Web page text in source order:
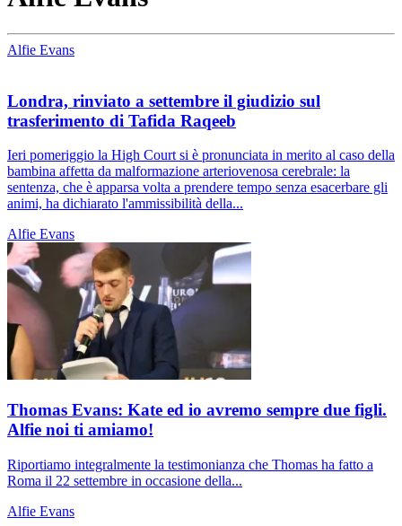
Alfie Evans
Londra, rinviato a settembre il giudizio sul
trasferimento di Tafida Raqeeb
Ieri pomeriggio la High Court si è pronunciata in merito al caso della
bambina affetta da malformazione arteriovenosa cerebrale: la
sentenza, che è apparsa volta a prendere tempo senza esacerbare gli
animi, ha dichiarato l'ammissibilità della...
Alfie Evans
Thomas Evans: Kate ed io avremo sempre due figli.
Alfie noi ti amiamo!
Riportiamo integralmente la testimonianza che Thomas ha fatto a
Roma il 22 settembre in occasione della...
Alfie Evans